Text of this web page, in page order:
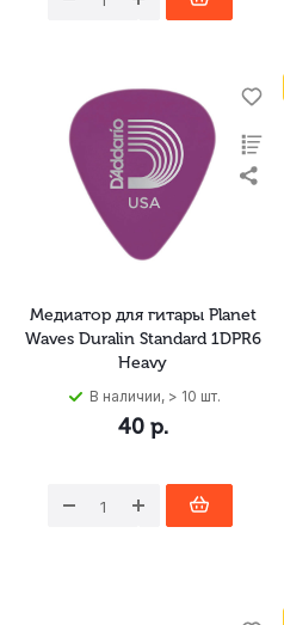
Медиатор для гитары Planet
Waves Duralin Standard 1DPR6
Heavy
В наличии, > 10 шт.
40р.